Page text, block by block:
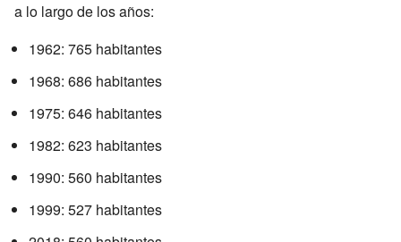
a lo largo de los años:
1962: 765 habitantes
1968: 686 habitantes
1975: 646 habitantes
1982: 623 habitantes
1990: 560 habitantes
1999: 527 habitantes